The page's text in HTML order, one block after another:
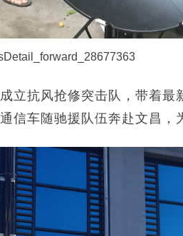
立抗风抢修突击队，带着
信车随驰援队伍奔赴文昌，